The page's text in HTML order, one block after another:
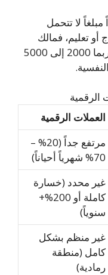
لا تتحمل
أو تعليم، فمالك
ليس له مكان هنا. ضع مبلغاً صغيراً، ربما 2000 إلى 5000
الرقمية
العملات الرقمية
مرتفع جداً (20% –
70% شهرياً أحياناً)
غير محدد (خسارة
كاملة أو 200%+
سنوياً)
غير منظم بشكل
كامل (منطقة
رمادية)